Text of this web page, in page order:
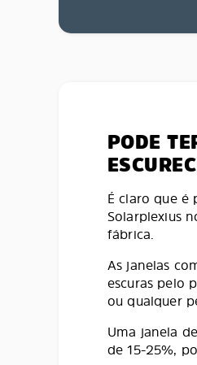
PODE
É claro que é
Solarplexius
fábrica.
As janelas
escuras pelo
ou qualquer
Uma janela
de 15-25%,